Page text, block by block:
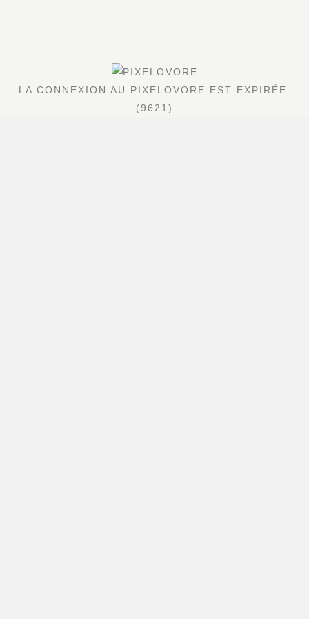
LA CONNEXION AU PIXELOVORE EST EXPIRÉE.
(9621)